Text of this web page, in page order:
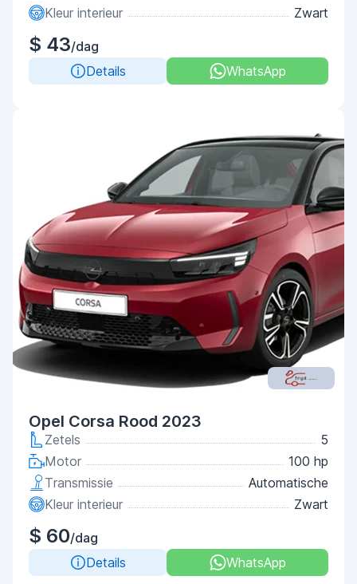
Kleur interieur
Zwart
$ 43/dag
Details
WhatsApp
Opel Corsa Rood 2023
Zetels
5
Motor
100 hp
Transmissie
Automatische
Kleur interieur
Zwart
$ 60/dag
Details
WhatsApp